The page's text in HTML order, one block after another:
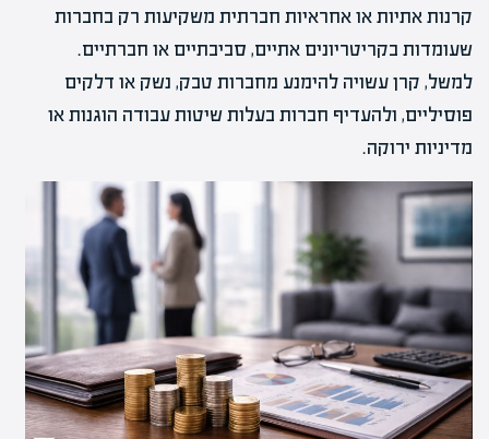
קרנות אתיות או אחראיות חברתית משקיעות רק בחברות
שעומדות בקריטריונים אתיים, סביבתיים או חברתיים.
למשל, קרן עשויה להימנע מחברות טבק, נשק או דלקים
פוסיליים, ולהעדיף חברות בעלות שיטות עבודה הוגנות או
מדיניות ירוקה.